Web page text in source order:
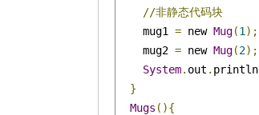
//非静态代码块
    mug1
= new Mug(1 );
    mug2
= new Mug(2);
System. out . println
}
Mugs (){